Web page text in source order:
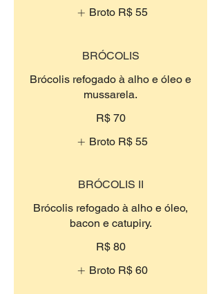
Broto R$ 55
BRÓCOLIS
Brócolis refogado à alho e óleo e
mussarela.
R$ 70
Broto R$ 55
BRÓCOLIS II
Brócolis refogado à alho e óleo,
bacon e catupiry.
R$ 80
Broto R$ 60